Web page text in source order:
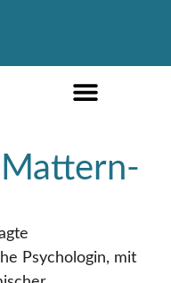
Psychologin, mit